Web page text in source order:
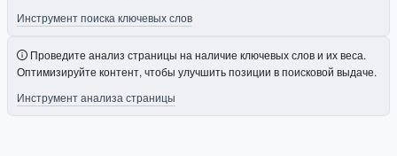
Инструмент поиска ключевых слов
Проведите анализ страницы на наличие ключевых слов и их веса.
Оптимизируйте контент, чтобы улучшить позиции в поисковой выдаче.
Инструмент анализа страницы